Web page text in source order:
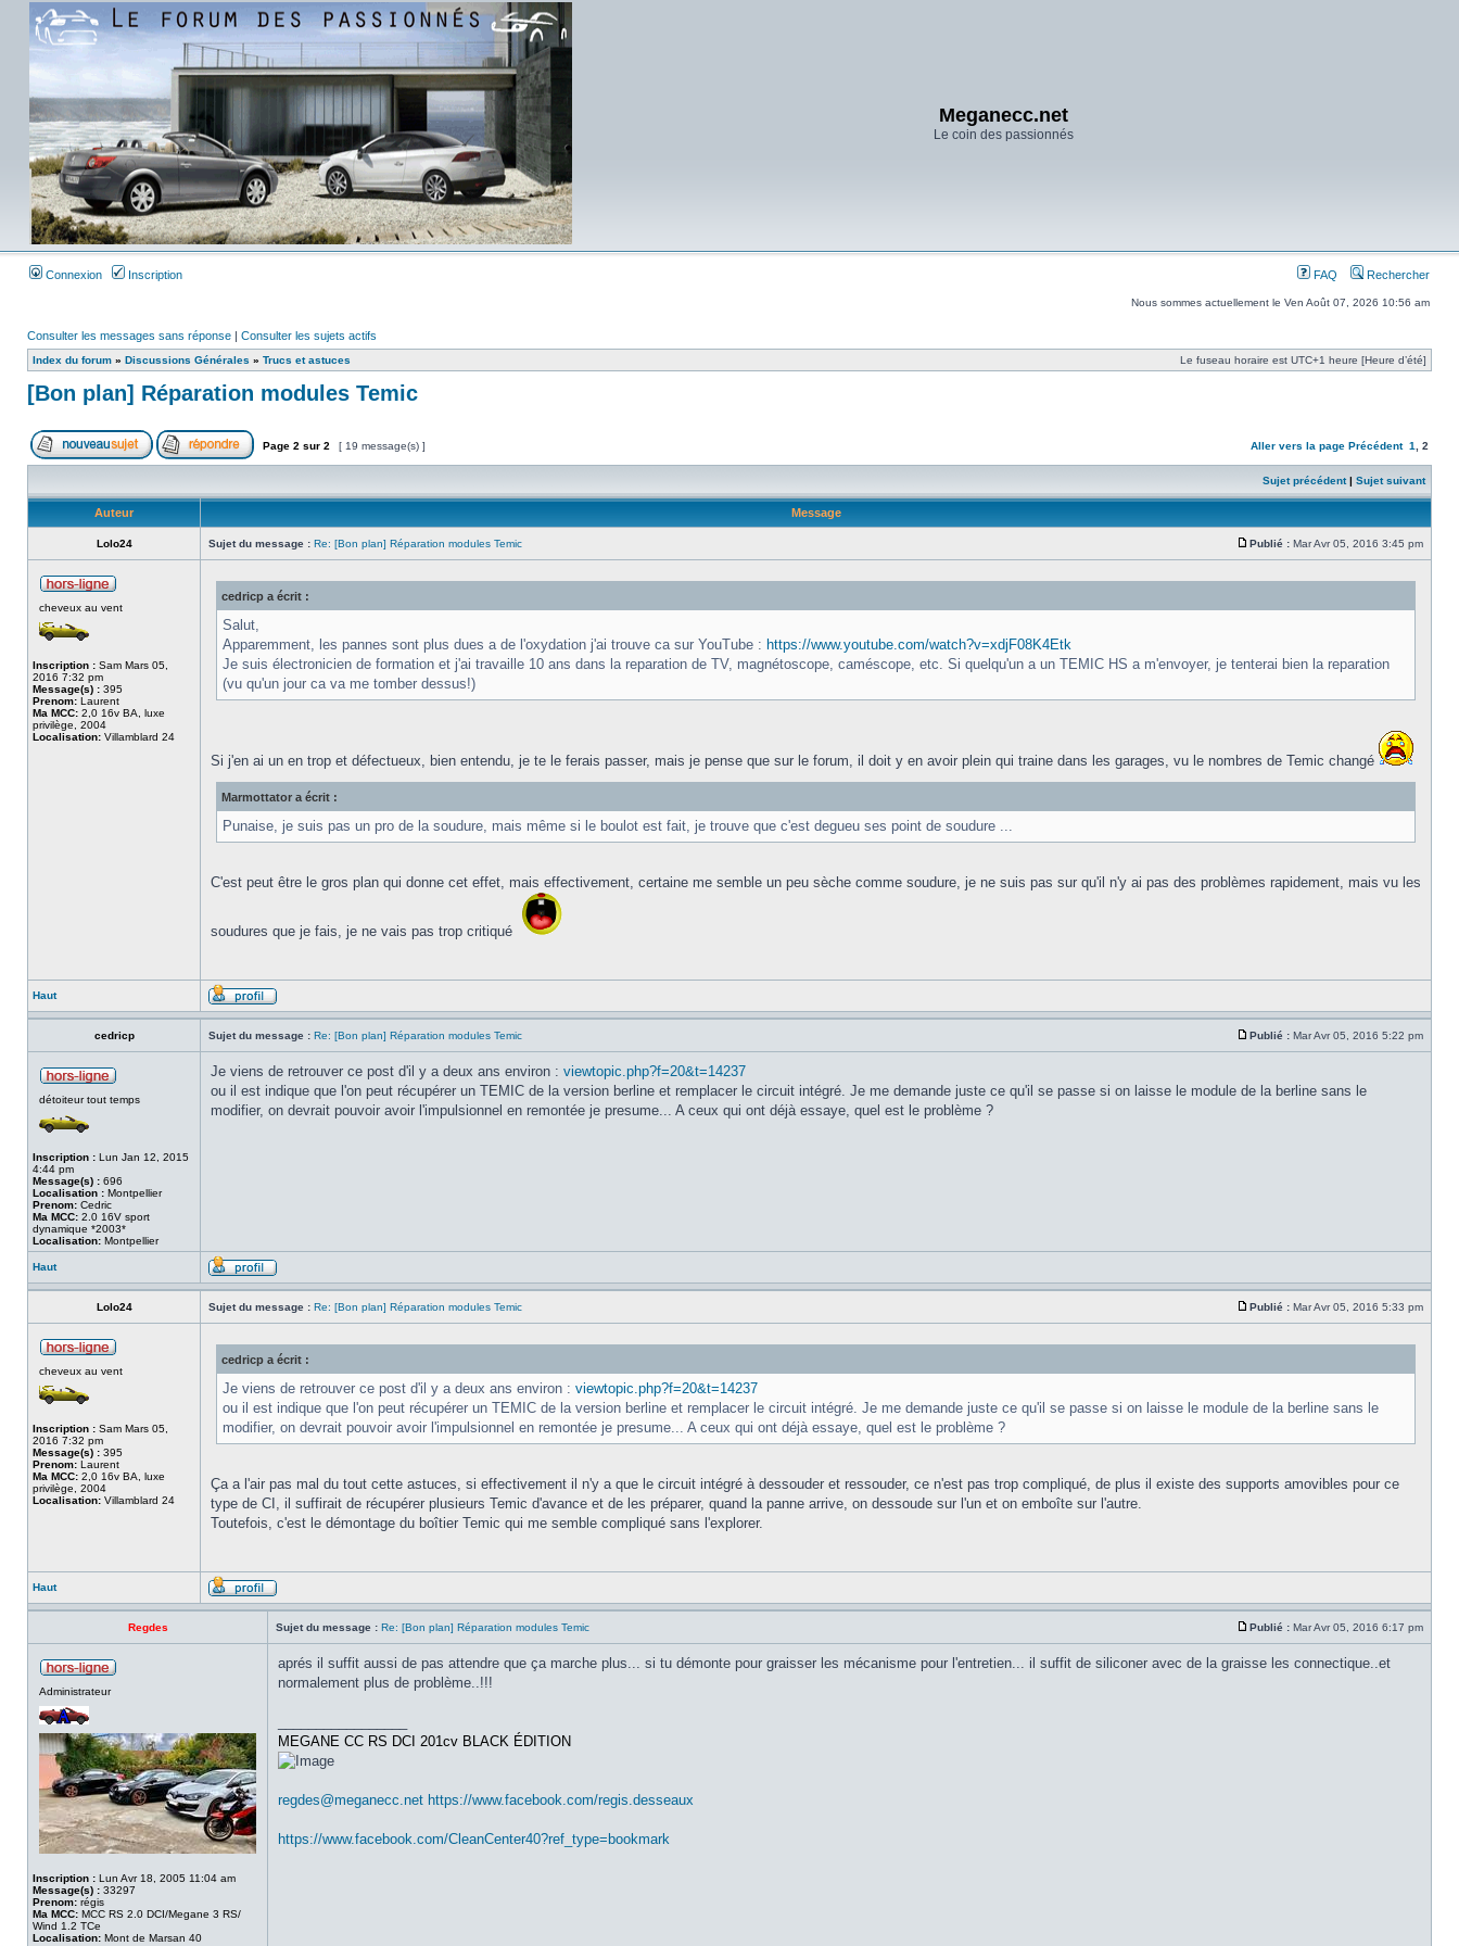
Meganecc.net
Le coin des passionnés
Connexion Inscription FAQ Rechercher
Nous sommes actuellement le Ven Août 07, 2026 10:56 am
Consulter les messages sans réponse | Consulter les sujets actifs
Index du forum » Discussions Générales » Trucs et astuces Le fuseau horaire est UTC+1 heure [Heure d’été]
[Bon plan] Réparation modules Temic
Page 2 sur 2 [ 19 message(s) ] Aller vers la page Précédent 1 2
Sujet précédent| Sujet suivant
Auteur Message
Lolo24 Sujet du message : Re: [Bon plan] Réparation modules Temic Publié : Mar Avr 05, 2016 3:45 pm
cheveux au vent
Inscription : Sam Mars 05,
2016 7:32 pm
Message(s) : 395
Prenom: Laurent
Ma MCC: 2,0 16v BA, luxe
privilège, 2004
Localisation: Villamblard 24
cedricp a écrit :
Salut,
Apparemment, les pannes sont plus dues a de l'oxydation j'ai trouve ca sur YouTube : https://www.youtube.com/watch?v=xdjF08K4Etk
Je suis électronicien de formation et j'ai travaille 10 ans dans la reparation de TV, magnétoscope, caméscope, etc. Si quelqu'un a un TEMIC HS a m'envoyer, je tenterai bien la reparation
(vu qu'un jour ca va me tomber dessus!)
Si j'en ai un en trop et défectueux, bien entendu, je te le ferais passer, mais je pense que sur le forum, il doit y en avoir plein qui traine dans les garages, vu le nombres de Temic changé
Marmottator a écrit :
Punaise, je suis pas un pro de la soudure, mais même si le boulot est fait, je trouve que c'est degueu ses point de soudure ...
C'est peut être le gros plan qui donne cet effet, mais effectivement, certaine me semble un peu sèche comme soudure, je ne suis pas sur qu'il n'y ai pas des problèmes rapidement, mais vu les
soudures que je fais, je ne vais pas trop critiqué
Haut
cedricp Sujet du message : Re: [Bon plan] Réparation modules Temic Publié : Mar Avr 05, 2016 5:22 pm
détoiteur tout temps
Inscription : Lun Jan 12, 2015
4:44 pm
Message(s) : 696
Localisation : Montpellier
Prenom: Cedric
Ma MCC: 2.0 16V sport
dynamique *2003*
Localisation: Montpellier
Je viens de retrouver ce post d'il y a deux ans environ : viewtopic.php?f=20&t=14237
ou il est indique que l'on peut récupérer un TEMIC de la version berline et remplacer le circuit intégré. Je me demande juste ce qu'il se passe si on laisse le module de la berline sans le
modifier, on devrait pouvoir avoir l'impulsionnel en remontée je presume... A ceux qui ont déjà essaye, quel est le problème ?
Haut
Lolo24 Sujet du message : Re: [Bon plan] Réparation modules Temic Publié : Mar Avr 05, 2016 5:33 pm
cheveux au vent
Inscription : Sam Mars 05,
2016 7:32 pm
Message(s) : 395
Prenom: Laurent
Ma MCC: 2,0 16v BA, luxe
privilège, 2004
Localisation: Villamblard 24
cedricp a écrit :
Je viens de retrouver ce post d'il y a deux ans environ : viewtopic.php?f=20&t=14237
ou il est indique que l'on peut récupérer un TEMIC de la version berline et remplacer le circuit intégré. Je me demande juste ce qu'il se passe si on laisse le module de la berline sans le
modifier, on devrait pouvoir avoir l'impulsionnel en remontée je presume... A ceux qui ont déjà essaye, quel est le problème ?
Ça a l'air pas mal du tout cette astuces, si effectivement il n'y a que le circuit intégré à dessouder et ressouder, ce n'est pas trop compliqué, de plus il existe des supports amovibles pour ce
type de CI, il suffirait de récupérer plusieurs Temic d'avance et de les préparer, quand la panne arrive, on dessoude sur l'un et on emboîte sur l'autre.
Toutefois, c'est le démontage du boîtier Temic qui me semble compliqué sans l'explorer.
Haut
Regdes Sujet du message : Re: [Bon plan] Réparation modules Temic Publié : Mar Avr 05, 2016 6:17 pm
Administrateur
Inscription : Lun Avr 18, 2005 11:04 am
Message(s) : 33297
Prenom: régis
Ma MCC: MCC RS 2.0 DCI/Megane 3 RS/
Wind 1.2 TCe
Localisation: Mont de Marsan 40
aprés il suffit aussi de pas attendre que ça marche plus... si tu démonte pour graisser les mécanisme pour l'entretien... il suffit de siliconer avec de la graisse les connectique..et
normalement plus de problème..!!!
MEGANE CC RS DCI 201cv BLACK ÉDITION
regdes@meganecc.net https://www.facebook.com/regis.desseaux
https://www.facebook.com/CleanCenter40?ref_type=bookmark